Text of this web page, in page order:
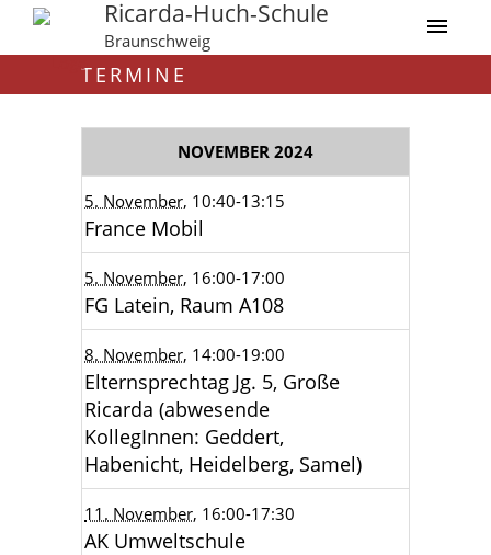
Ricarda-Huch-Schule
Braunschweig
TERMINE
NOVEMBER 2024
5. November, 10:40-13:15
France Mobil
5. November, 16:00-17:00
FG Latein, Raum A108
8. November, 14:00-19:00
Elternsprechtag Jg. 5, Große
Ricarda (abwesende
KollegInnen: Geddert,
Habenicht, Heidelberg, Samel)
11. November, 16:00-17:30
AK Umweltschule